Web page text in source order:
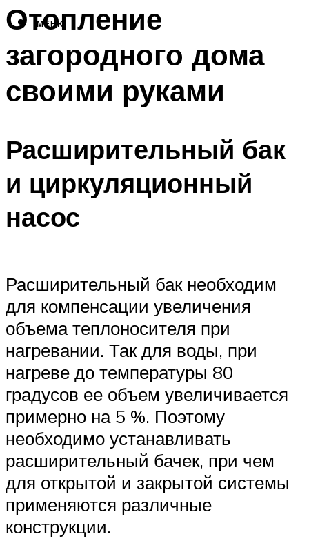
МЕНЮ
Отопление
загородного дома
своими руками
Расширительный бак
и циркуляционный
насос
Расширительный бак необходим
для компенсации увеличения
объема теплоносителя при
нагревании. Так для воды, при
нагреве до температуры 80
градусов ее объем увеличивается
примерно на 5 %. Поэтому
необходимо устанавливать
расширительный бачек, при чем
для открытой и закрытой системы
применяются различные
конструкции.